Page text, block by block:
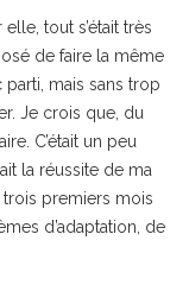
tout s’était très
de faire la même
parti, mais sans trop
Je crois que, du
C’était un peu
la réussite de ma
premiers mois
d’adaptation, de